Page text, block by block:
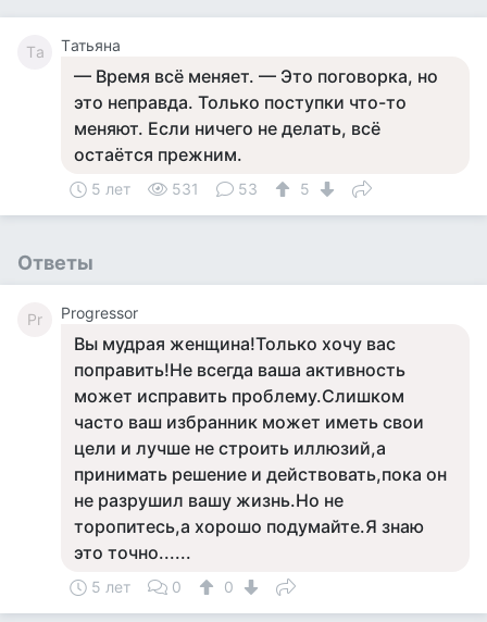
Tа Tатьяна
— Время всё меняет. — Это поговорка, но
это неправда. Только поступки что-то
меняют. Если ничего не делать, всё
остаётся прежним.
5 лет 531 53 5
Ответы
Pr Progressor
Вы мудрая женщина!Только хочу вас
поправить!Не всегда ваша активность
может исправить проблему.Слишком
часто ваш избранник может иметь свои
цели и лучше не строить иллюзий,а
принимать решение и действовать,пока он
не разрушил вашу жизнь.Но не
торопитесь,а хорошо подумайте.Я знаю
это точно......
5 лет 0 0